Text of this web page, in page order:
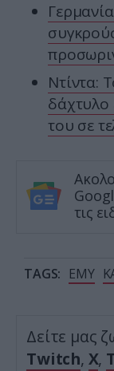
Ντίντα:
δάχτυλο
του σε
τις
TAGS: ΕΜΥ
Δείτε μας
Twitch, X,